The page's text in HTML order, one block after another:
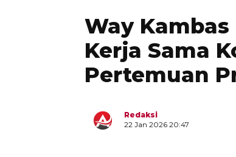
Way
Kerja Sama
Pertemuan
Redaksi
22 Jan 2026 20:47